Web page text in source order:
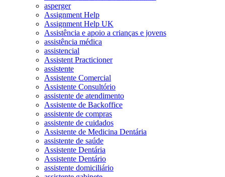
asperger
Assignment Help
Assignment Help UK
Assistência e apoio a crianças e jovens
assistência médica
assistencial
Assistent Practicioner
assistente
Assistente Comercial
Assistente Consultório
assistente de atendimento
Assistente de Backoffice
assistente de compras
assistente de cuidados
Assistente de Medicina Dentária
assistente de saúde
Assistente Dentária
Assistente Dentário
assistente domiciliário